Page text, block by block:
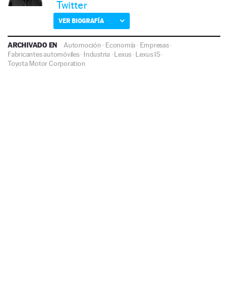
Twitter
VER BIOGRAFÍA
ARCHIVADO EN Automoción · Economía · Empresas·
Fabricantes automóviles· Industria·Lexus ·Lexus IS·
Toyota Motor Corporation